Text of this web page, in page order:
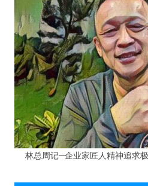
林总周记─企业家匠人精神追求